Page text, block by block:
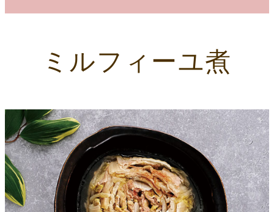
ミルフィーユ煮